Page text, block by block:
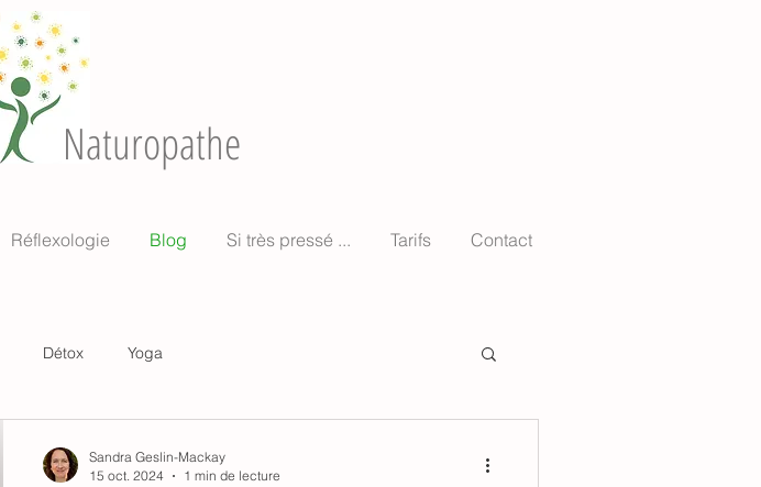
Naturopathe
Réflexologie Blog Si très pressé ... Tarifs Contact
Détox Yoga
Sandra Geslin-Mackay
15 oct. 2024
1 min de lecture